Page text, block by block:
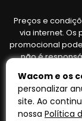
Preços e
via internet. Os
promocional
não é
variar de acordo
válidas até o
Wacom e os
personalizar
site. Ao
nossa Política